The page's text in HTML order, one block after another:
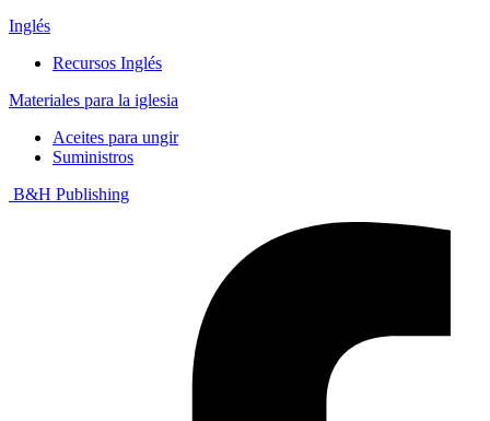
Inglés
Recursos Inglés
Materiales para la iglesia
Aceites para ungir
Suministros
B&H Publishing